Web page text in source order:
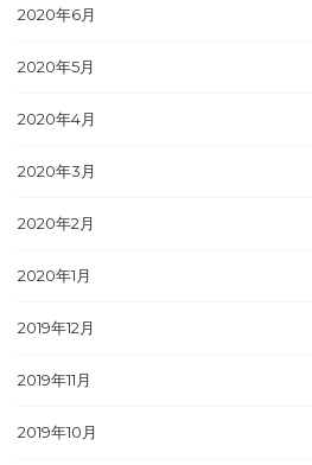
2020年6月
2020年5月
2020年4月
2020年3月
2020年2月
2020年1月
2019年12月
2019年11月
2019年10月